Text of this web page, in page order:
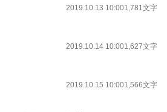
2019.10.13 10:001,781文字
2019.10.14 10:001,627文字
2019.10.15 10:001,566文字